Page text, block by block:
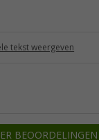
tekst weergeven
BEOORDELINGEN